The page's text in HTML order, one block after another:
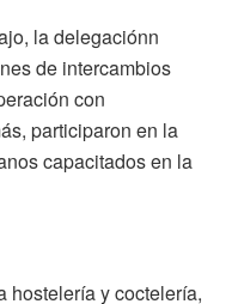
la delegaciónn
de intercambios
con
participaron en la
capacitados en la
hostelería y coctelería,